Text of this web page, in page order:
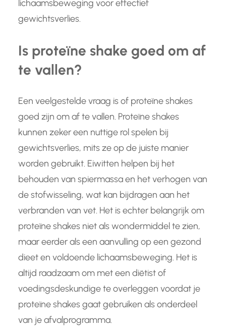
lichaamsbeweging voor effectief
gewichtsverlies.
Is proteïne shake goed om af
te vallen?
Een veelgestelde vraag is of proteïne shakes
goed zijn om af te vallen. Proteïne shakes
kunnen zeker een nuttige rol spelen bij
gewichtsverlies, mits ze op de juiste manier
worden gebruikt. Eiwitten helpen bij het
behouden van spiermassa en het verhogen van
de stofwisseling, wat kan bijdragen aan het
verbranden van vet. Het is echter belangrijk om
proteïne shakes niet als wondermiddel te zien,
maar eerder als een aanvulling op een gezond
dieet en voldoende lichaamsbeweging. Het is
altijd raadzaam om met een diëtist of
voedingsdeskundige te overleggen voordat je
proteïne shakes gaat gebruiken als onderdeel
van je afvalprogramma.